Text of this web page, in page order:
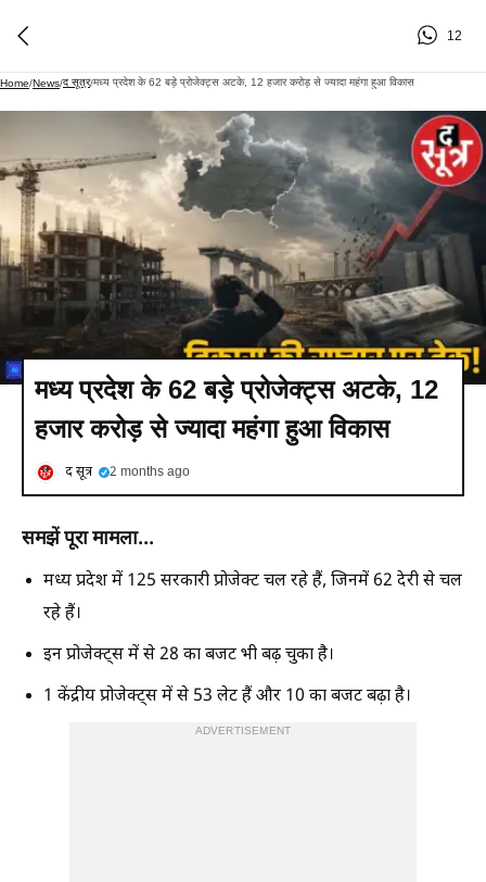
12
Home/News/द सूत्र/मध्य प्रदेश के 62 बड़े प्रोजेक्ट्स अटके, 12 हजार करोड़ से ज्यादा महंगा हुआ विकास
मध्य प्रदेश के 62 बड़े प्रोजेक्ट्स अटके, 12
हजार करोड़ से ज्यादा महंगा हुआ विकास
द सूत्र 2 months ago
समझें पूरा मामला...
मध्य प्रदेश में 125 सरकारी प्रोजेक्ट चल रहे हैं, जिनमें 62 देरी से चल
रहे हैं।
इन प्रोजेक्ट्स में से 28 का बजट भी बढ़ चुका है।
1 केंद्रीय प्रोजेक्ट्स में से 53 लेट हैं और 10 का बजट बढ़ा है।
ADVERTISEMENT